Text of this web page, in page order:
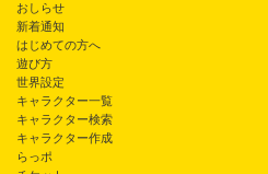
おしらせ
新着通知
はじめての方へ
遊び方
世界設定
キャラクター一覧
キャラクター検索
キャラクター作成
らっポ